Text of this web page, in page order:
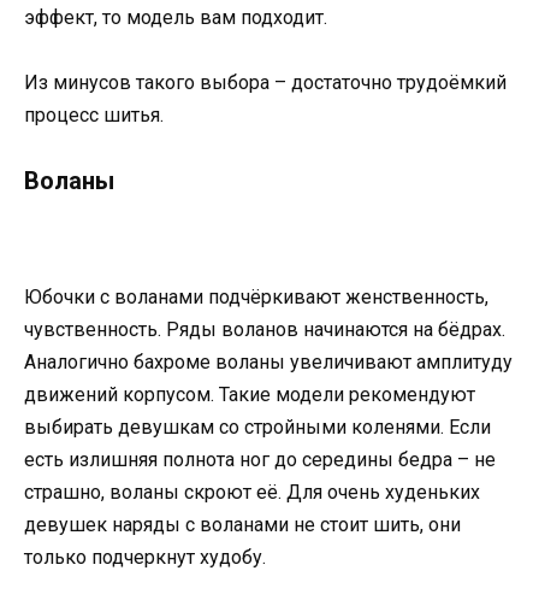
эффект, то модель вам подходит.
Из минусов такого выбора – достаточно трудоёмкий
процесс шитья.
Воланы
Юбочки с воланами подчёркивают женственность,
чувственность. Ряды воланов начинаются на бёдрах.
Аналогично бахроме воланы увеличивают амплитуду
движений корпусом. Такие модели рекомендуют
выбирать девушкам со стройными коленями. Если
есть излишняя полнота ног до середины бедра – не
страшно, воланы скроют её. Для очень худеньких
девушек наряды с воланами не стоит шить, они
только подчеркнут худобу.